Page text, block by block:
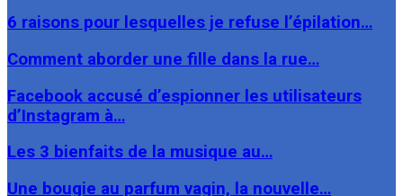
6 raisons pour lesquelles je refuse l’épilation…
Comment aborder une fille dans la rue…
Facebook accusé d’espionner les utilisateurs
d’Instagram à…
Les 3 bienfaits de la musique au…
Une bougie au parfum vagin, la nouvelle…